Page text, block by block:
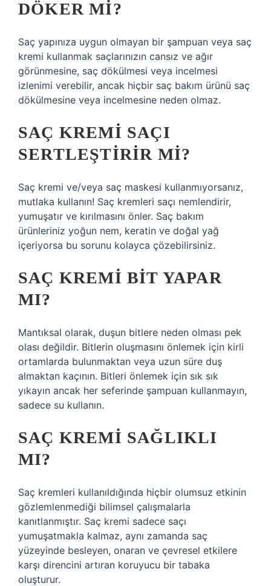
DÖKER MI?
Saç yapınıza uygun olmayan bir şampuan veya saç
kremi kullanmak saçlarınızın cansız ve ağır
görünmesine, saç dökülmesi veya incelmesi
izlenimi verebilir, ancak hiçbir saç bakım ürünü saç
dökülmesine veya incelmesine neden olmaz.
SAÇ KREMI SAÇI
SERTLEŞTIRIR MI?
Saç kremi ve/veya saç maskesi kullanmıyorsanız,
mutlaka kullanın! Saç kremleri saçı nemlendirir,
yumuşatır ve kırılmasını önler. Saç bakım
ürünleriniz yoğun nem, keratin ve doğal yağ
içeriyorsa bu sorunu kolayca çözebilirsiniz.
SAÇ KREMI BIT YAPAR
MI?
Mantıksal olarak, duşun bitlere neden olması pek
olası değildir. Bitlerin oluşmasını önlemek için kirli
ortamlarda bulunmaktan veya uzun süre duş
almaktan kaçının. Bitleri önlemek için sık sık
yıkayın ancak her seferinde şampuan kullanmayın,
sadece su kullanın.
SAÇ KREMI SAĞLIKLI
MI?
Saç kremleri kullanıldığında hiçbir olumsuz etkinin
gözlemlenmediği bilimsel çalışmalarla
kanıtlanmıştır. Saç kremi sadece saçı
yumuşatmakla kalmaz, aynı zamanda saç
yüzeyinde besleyen, onaran ve çevresel etkilere
karşı direncini artıran koruyucu bir tabaka
oluşturur.